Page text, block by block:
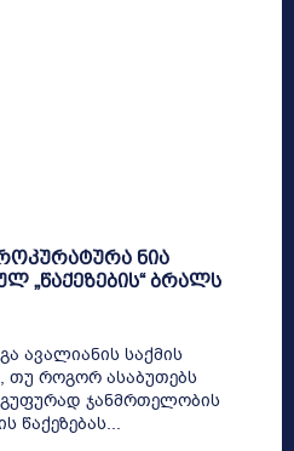
ნია
„წაქეზების“ ბრალს
ავალიანის საქმის
თუ როგორ ასაბუთებს
ჯანმრთელობის
წაქეზებას...